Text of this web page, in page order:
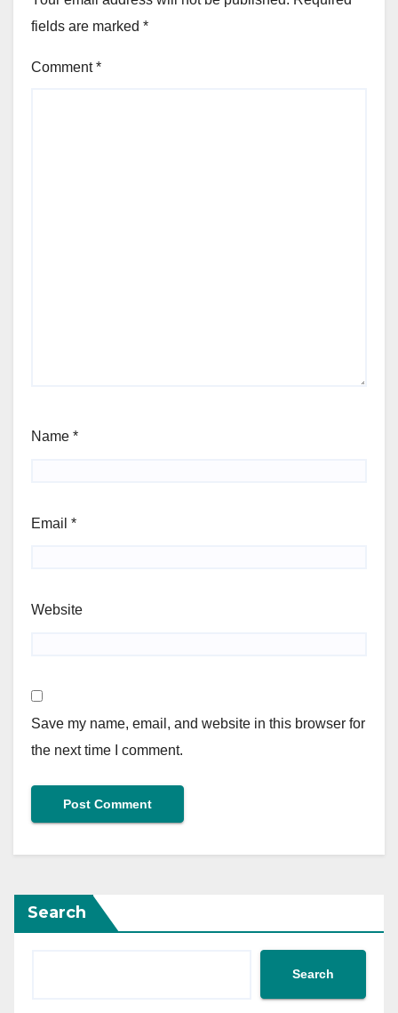
fields are marked *
Comment*
Name *
Email *
Website
Save my name, email, and website in this browser for
the next time I comment.
Search
Search